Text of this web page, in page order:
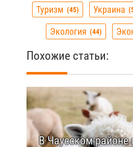
Туризм 45 Украина
Экология 44
Похожие статьи:
В Чаусском районе